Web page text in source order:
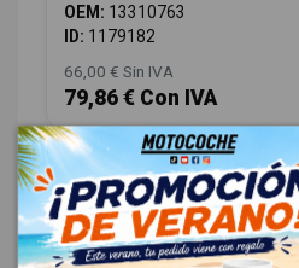
OEM: 13310763
ID: 1179182
66,00 € Sin IVA
79,86 € Con IVA
CLIMATIZACIÓN